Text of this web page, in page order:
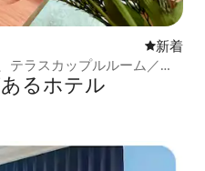
新しい宿
新着
テラスカップルルーム／エ
で15分
るホ⁠テ⁠ル